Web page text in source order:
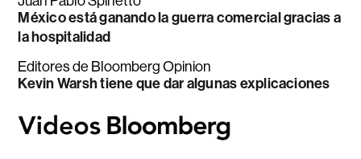
México está ganando la guerra comercial gracias a
la hospitalidad
Editores de Bloomberg Opinion
Kevin Warsh tiene que dar algunas explicaciones